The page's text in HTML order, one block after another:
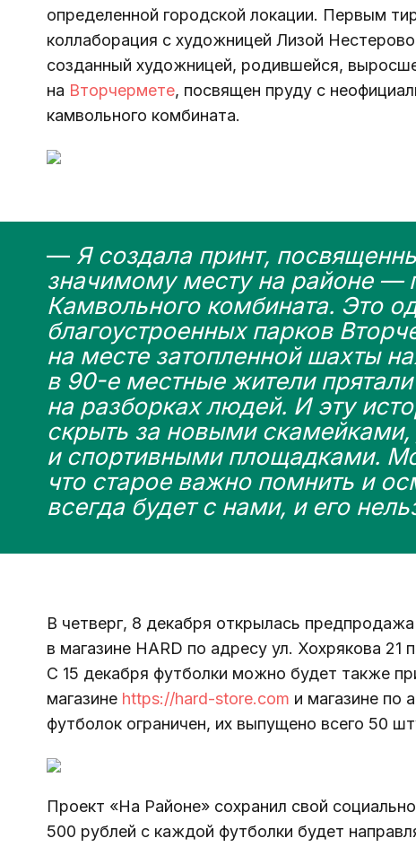
определенной городской локации. Первым
коллаборация с художницей Лизой
созданный художницей, родившейся,
на Вторчермете, посвящен пруду с
камвольного комбината.
— Я создала принт,
значимому месту на районе —
Камвольного комбината. Это
благоустроенных парков
на месте затопленной шахты
в 90-е местные жители
на разборках людей. И эту
скрыть за новыми
и спортивными площадками.
что старое важно помнить и
всегда будет с нами, и его
В четверг, 8 декабря открылась
в магазине HARD по адресу ул. Хохрякова 21
С 15 декабря футболки можно будет также
магазине https://hard-store.com и магазине по
футболок ограничен, их выпущено всего 50
Проект «На Районе» сохранил свой
500 рублей с каждой футболки будет